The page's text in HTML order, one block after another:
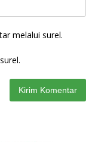
melalui surel.